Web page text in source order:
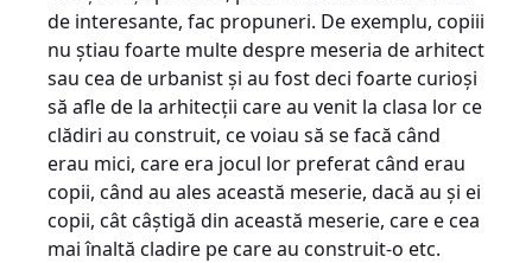
de interesante, fac propuneri. De exemplu, copiii
nu ştiau foarte multe despre meseria de arhitect
sau cea de urbanist şi au fost deci foarte curioşi
să afle de la arhitecţii care au venit la clasa lor ce
clădiri au construit, ce voiau să se facă când
erau mici, care era jocul lor preferat când erau
copii, când au ales această meserie, dacă au şi ei
copii, cât câştigă din această meserie, care e cea
mai înaltă cladire pe care au construit-o etc.